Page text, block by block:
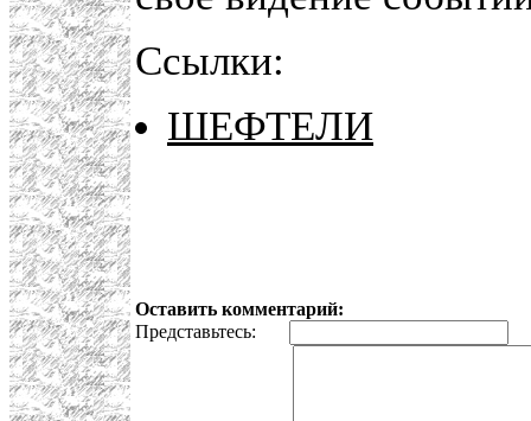
Ссылки:
ШЕФТЕЛИ
Оставить комментарий:
Представьтесь: